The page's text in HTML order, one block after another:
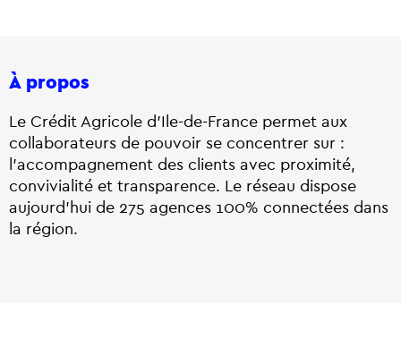
À propos
Le Crédit Agricole d’Ile-de-France permet aux
collaborateurs de pouvoir se concentrer sur :
l’accompagnement des clients avec proximité,
convivialité et transparence. Le réseau dispose
aujourd’hui de 275 agences 100% connectées dans
la région.